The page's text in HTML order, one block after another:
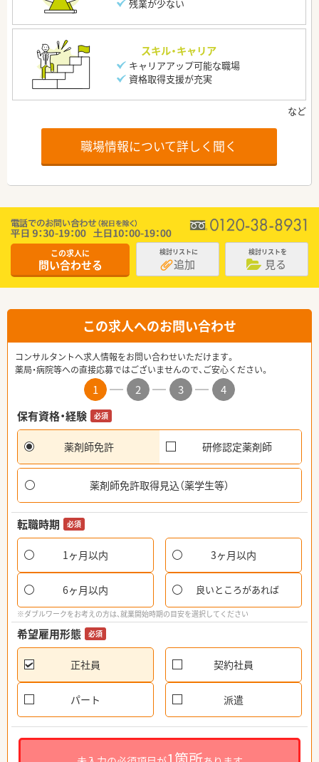
残業が少ない
スキル・キャリア
キャリアアップ可能な職場
資格取得支援が充実
職場情報について詳しく聞く
この求人に
問い合わせる
検討リストに
追加
検討リストを
見る
この求人へのお問い合わせ
コンサルタントへ求人情報をお問い合わせいただけます。
薬局・病院等への直接応募ではございませんので、ご安心ください。
1 2 3
4
保有資格・経験
必須
薬剤師免許 研修認定薬剤師
薬剤師免許取得見込（薬学生等）
転職時期 必須
1ヶ月以内 3ヶ月以内
6ヶ月以内 良いところがあれば
※ダブルワークをお考えの方は、就業開始時期の目安を選択してください
希望雇用形態 必須
正社員 契約社員
パート 派遣